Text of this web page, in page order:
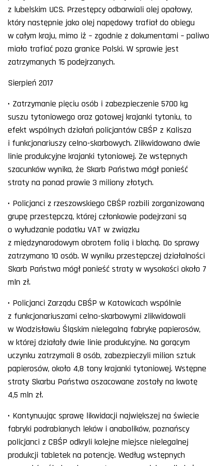
z lubelskim UCS. Przestępcy odbarwiali olej opałowy,
który następnie jako olej napędowy trafiał do obiegu
w całym kraju, mimo iż – zgodnie z dokumentami – paliwo
miało trafiać poza granice Polski. W sprawie jest
zatrzymanych 15 podejrzanych.
Sierpień 2017
• Zatrzymanie pięciu osób i zabezpieczenie 5700 kg
suszu tytoniowego oraz gotowej krajanki tytoniu, to
efekt wspólnych działań policjantów CBŚP z Kalisza
i funkcjonariuszy celno-skarbowych. Zlikwidowano dwie
linie produkcyjne krajanki tytoniowej. Ze wstępnych
szacunków wynika, że Skarb Państwa mógł ponieść
straty na ponad prawie 3 miliony złotych.
• Policjanci z rzeszowskiego CBŚP rozbili zorganizowaną
grupę przestępczą, której członkowie podejrzani są
o wyłudzanie podatku VAT w związku
z międzynarodowym obrotem folią i blachą. Do sprawy
zatrzymano 10 osób. W wyniku przestępczej działalności
Skarb Państwa mógł ponieść straty w wysokości około 7
mln zł.
• Policjanci Zarządu CBŚP w Katowicach wspólnie
z funkcjonariuszami celno-skarbowymi zlikwidowali
w Wodzisławiu Śląskim nielegalną fabrykę papierosów,
w której działały dwie linie produkcyjne. Na gorącym
uczynku zatrzymali 8 osób, zabezpieczyli milion sztuk
papierosów, około 4,8 tony krajanki tytoniowej. Wstępne
straty Skarbu Państwa oszacowane zostały na kwotę
4,5 mln zł.
• Kontynuując sprawę likwidacji największej na świecie
fabryki podrabianych leków i anabolików, poznańscy
policjanci z CBŚP odkryli kolejne miejsce nielegalnej
produkcji tabletek na potencję. Według wstępnych